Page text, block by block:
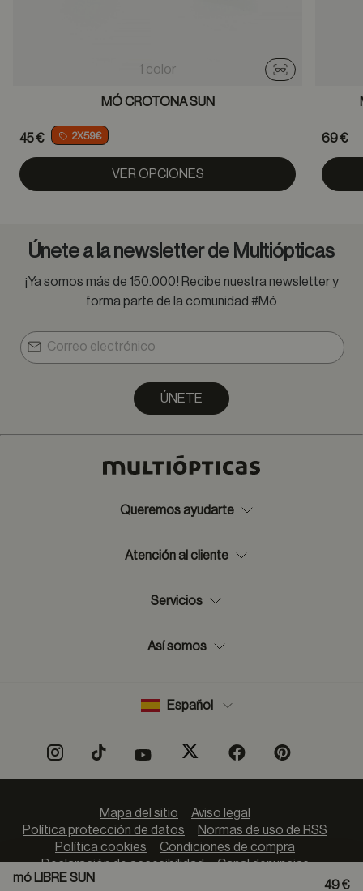
1 color
Probador
MÓ CROTONA SUN
45 € 2X59€
VER OPCIONES
69 €
mó LIBRE SUN
49 €
Únete a la newsletter de Multiópticas
¡Ya somos más de 150.000! Recibe nuestra newsletter y
forma parte de la comunidad #Mó
ÚNETE
Queremos ayudarte
Atención al cliente
Servicios
Así somos
Español
Mapa del sitio
Aviso legal
Política protección de datos
Normas de uso de RSS
Política cookies
Condiciones de compra
Declaración de accesibilidad
Canal denuncias